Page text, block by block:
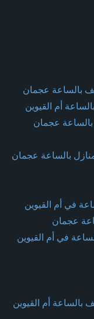
بالساعة عجمان
أم القيوين
عجمان
بالساعة عجمان
في أم القيوين
عجمان
في أم القيوين
بالساعة أم القيوين